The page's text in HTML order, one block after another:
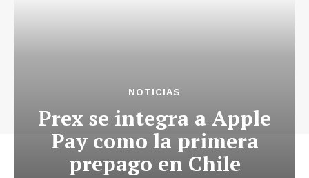
NOTICIAS
Prex se integra a Apple
Pay como la primera
prepago en Chile